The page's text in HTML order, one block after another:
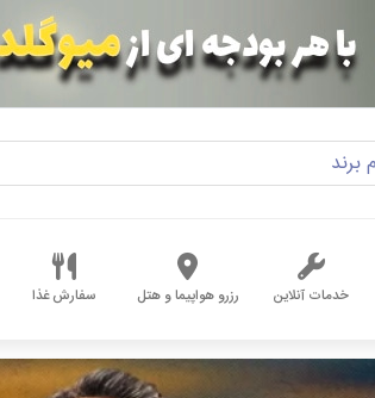
خدمات آنلاین رزرو هواپیما و هتل سفارش غذا